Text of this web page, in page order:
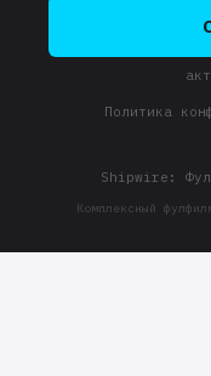
Политика
Shipwire:
Комплексный